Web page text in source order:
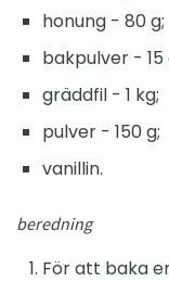
honung - 80 g;
bakpulver - 15
gräddfil - 1 kg;
pulver - 150 g;
vanillin.
beredning
För att baka